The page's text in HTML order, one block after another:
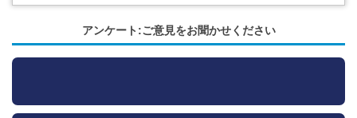
アンケート:ご意見をお聞かせください